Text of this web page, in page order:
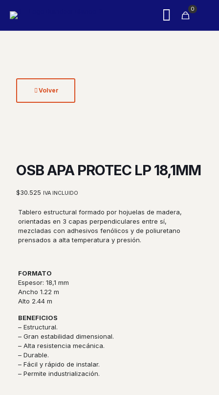
0
Volver
OSB APA PROTEC LP 18,1MM
$30.525 IVA INCLUIDO
Tablero estructural formado por hojuelas de madera,
orientadas en 3 capas perpendiculares entre sí,
mezcladas con adhesivos fenólicos y de poliuretano
prensados a alta temperatura y presión.
FORMATO
Espesor: 18,1 mm
Ancho 1.22 m
Alto 2.44 m
BENEFICIOS
– Estructural.
– Gran estabilidad dimensional.
– Alta resistencia mecánica.
– Durable.
– Fácil y rápido de instalar.
– Permite industrialización.